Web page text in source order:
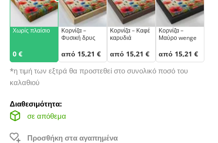
Χωρίς πλαίσιο
0 €
Κορνίζα –
Φυσική δρυς
από 15,21 €
Κορνίζα – Καφέ
καρυδιά
από 15,21 €
Κορνίζα –
Μαύρο wenge
από 15,21 €
*η τιμή των εξτρά θα προστεθεί στο συνολικό ποσό του
καλαθιού
Διαθεσιμότητα:
σε απόθεμα
Προσθήκη στα αγαπημένα